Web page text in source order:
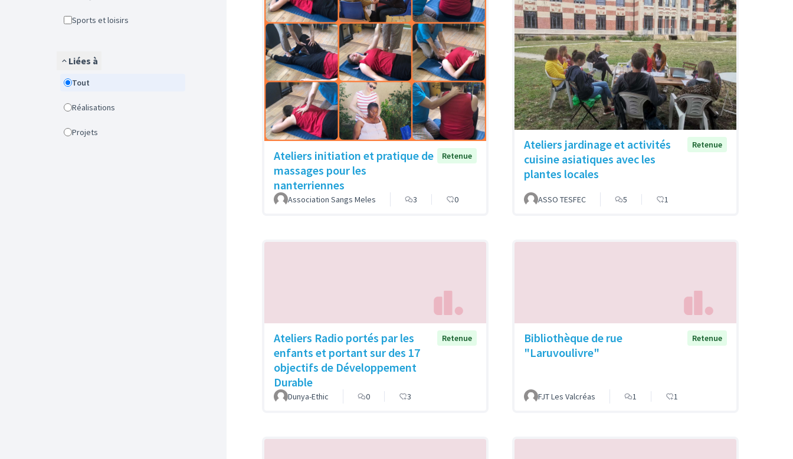
Sports et loisirs
Liées à
Tout
Réalisations
Projets
Ateliers initiation et pratique de
massages pour les
nanterriennes
Retenue
Association Sangs Meles 3 0
Ateliers jardinage et activités
cuisine asiatiques avec les
plantes locales
Retenue
ASSO TESFEC 5 1
Ateliers Radio portés par les
enfants et portant sur des 17
objectifs de Développement
Durable
Retenue
Dunya-Ethic 0 3
Bibliothèque de rue
"Laruvoulivre"
Retenue
FJT Les Valcréas 1 1